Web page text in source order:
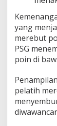
yang
merebut
PSG
poin di
pelatih